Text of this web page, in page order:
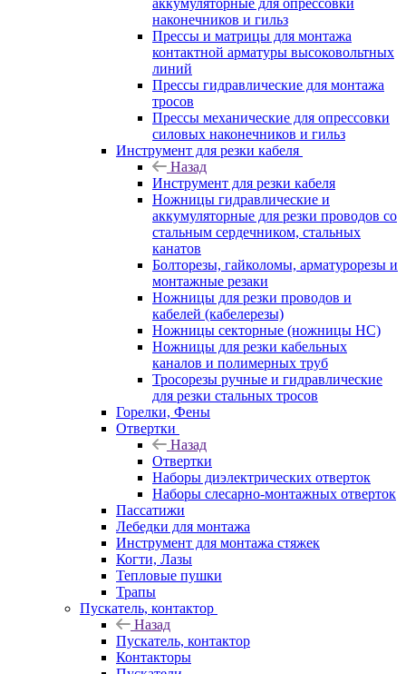
аккумуляторные для опрессовки
наконечников и гильз
Прессы и матрицы для монтажа
контактной арматуры высоковольтных
линий
Прессы гидравлические для монтажа
тросов
Прессы механические для опрессовки
силовых наконечников и гильз
Инструмент для резки кабеля
Назад
Инструмент для резки кабеля
Ножницы гидравлические и
аккумуляторные для резки проводов со
стальным сердечником, стальных
канатов
Болторезы, гайколомы, арматурорезы и
монтажные резаки
Ножницы для резки проводов и
кабелей (кабелерезы)
Ножницы секторные (ножницы НС)
Ножницы для резки кабельных
каналов и полимерных труб
Тросорезы ручные и гидравлические
для резки стальных тросов
Горелки, Фены
Отвертки
Назад
Отвертки
Наборы диэлектрических отверток
Наборы слесарно-монтажных отверток
Пассатижи
Лебедки для монтажа
Инструмент для монтажа стяжек
Когти, Лазы
Тепловые пушки
Трапы
Пускатель, контактор
Назад
Пускатель, контактор
Контакторы